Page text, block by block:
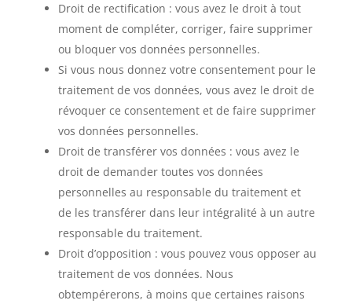
Droit de rectification : vous avez le droit à tout
moment de compléter, corriger, faire supprimer
ou bloquer vos données personnelles.
Si vous nous donnez votre consentement pour le
traitement de vos données, vous avez le droit de
révoquer ce consentement et de faire supprimer
vos données personnelles.
Droit de transférer vos données : vous avez le
droit de demander toutes vos données
personnelles au responsable du traitement et
de les transférer dans leur intégralité à un autre
responsable du traitement.
Droit d’opposition : vous pouvez vous opposer au
traitement de vos données. Nous
obtempérerons, à moins que certaines raisons